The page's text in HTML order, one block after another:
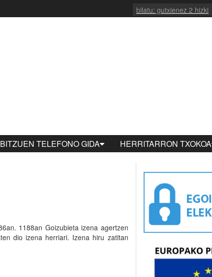
TELEFONO GIDA HERRITARRON TXOKOA
1188an Goizubieta izena agertzen
dio izena herriari. Izena hiru zatitan